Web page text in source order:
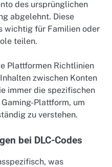
des ursprünglichen
abgelehnt. Diese
wichtig für Familien oder
teilen.
Plattformen Richtlinien
zwischen Konten
immer die spezifischen
Plattform, um
zu verstehen.
bei DLC-Codes
was